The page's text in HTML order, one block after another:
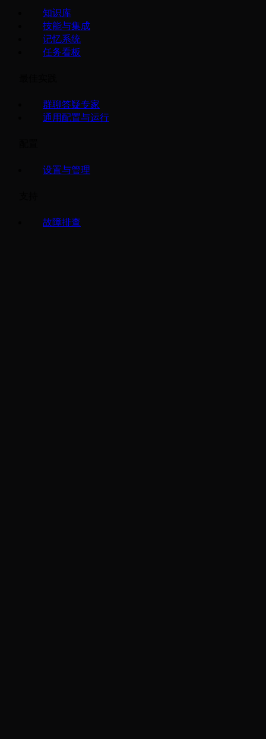
知识库
技能与集成
记忆系统
任务看板
群聊答疑专家
通用配置与运行
设置与管理
故障排查